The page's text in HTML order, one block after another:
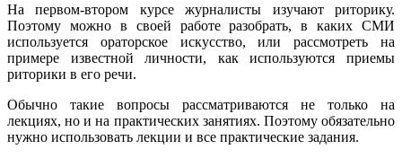
На первом-втором курсе журналисты изучают риторику.
Поэтому можно в своей работе разобрать, в каких СМИ
используется ораторское искусство, или рассмотреть на
примере известной личности, как используются приемы
риторики в его речи.
Обычно такие вопросы рассматриваются не только на
лекциях, но и на практических занятиях. Поэтому обязательно
нужно использовать лекции и все практические задания.